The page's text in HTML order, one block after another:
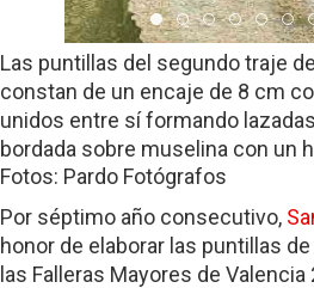
Item 0
Item 1
Item 2
Item 3
Item
Las puntillas del segundo traje
constan de un encaje de 8 cm
unidos entre sí formando
bordada sobre muselina con un
lentejuela en oro.
Fotos: Pardo Fotógrafos
Por séptimo año consecutivo,
honor de elaborar las puntillas
las Falleras Mayores de